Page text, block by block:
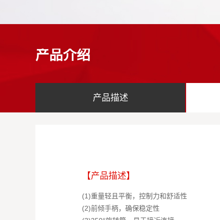
产品介绍
产品描述
【产品描述】
(1)重量轻且平衡，控制力和舒适性
(2)前倾手柄，确保稳定性